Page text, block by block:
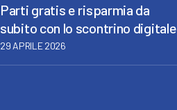
Parti gratis e risparmia da
subito con lo scontrino digitale
29 APRILE 2026